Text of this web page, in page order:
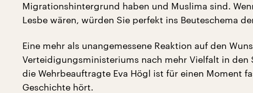
Migrationshintergrund haben und Muslima sind.
Lesbe wären, würden Sie perfekt ins Beuteschema
Eine mehr als unangemessene Reaktion auf den
Verteidigungsministeriums nach mehr Vielfalt in den
die Wehrbeauftragte Eva Högl ist für einen Moment
Geschichte hört.